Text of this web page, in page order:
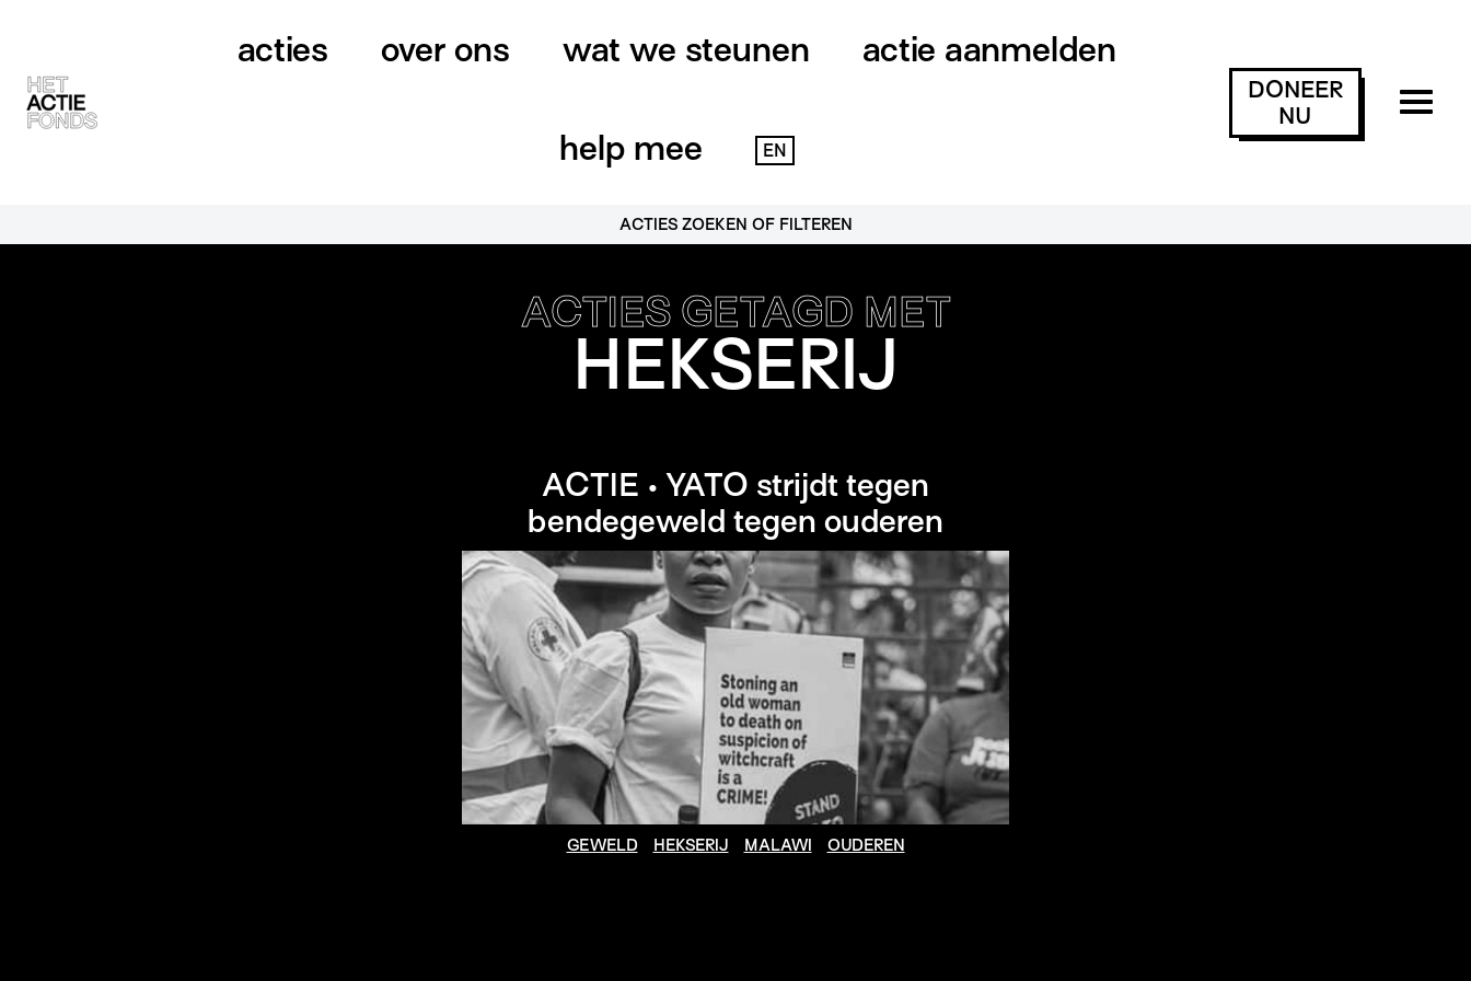
acties over ons wat we steunen actie aanmelden
help mee EN
DONEER
NU
ACTIES ZOEKEN OF FILTEREN
ACTIES GETAGD MET
HEKSERIJ
ACTIE • YATO strijdt tegen
bendegeweld tegen ouderen
GEWELD HEKSERIJ MALAWI OUDEREN